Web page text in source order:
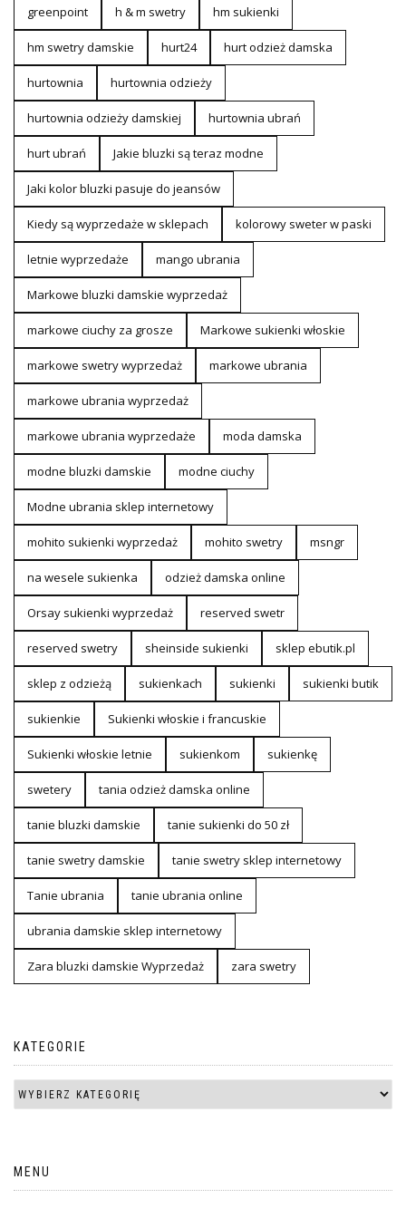
greenpoint h & m swetry hm sukienki
hm swetry damskie hurt24 hurt odzież damska
hurtownia hurtownia odzieży
hurtownia odzieży damskiej hurtownia ubrań
hurt ubrań Jakie bluzki są teraz modne
Jaki kolor bluzki pasuje do jeansów
Kiedy są wyprzedaże w sklepach kolorowy sweter w paski
letnie wyprzedaże mango ubrania
Markowe bluzki damskie wyprzedaż
markowe ciuchy za grosze Markowe sukienki włoskie
markowe swetry wyprzedaż markowe ubrania
markowe ubrania wyprzedaż
markowe ubrania wyprzedaże moda damska
modne bluzki damskie modne ciuchy
Modne ubrania sklep internetowy
mohito sukienki wyprzedaż mohito swetry msngr
na wesele sukienka odzież damska online
Orsay sukienki wyprzedaż reserved swetr
reserved swetry sheinside sukienki sklep ebutik.pl
sklep z odzieżą sukienkach sukienki sukienki butik
sukienkie Sukienki włoskie i francuskie
Sukienki włoskie letnie sukienkom sukienkę
swetery tania odzież damska online
tanie bluzki damskie tanie sukienki do 50 zł
tanie swetry damskie tanie swetry sklep internetowy
Tanie ubrania tanie ubrania online
ubrania damskie sklep internetowy
Zara bluzki damskie Wyprzedaż zara swetry
KATEGORIE
MENU